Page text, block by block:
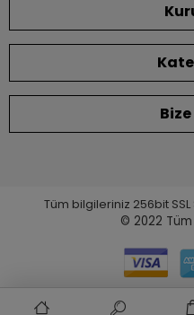
Tüm bilgileriniz 256bit
© 2022 Tüm